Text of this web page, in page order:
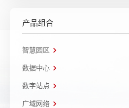
产品组合
智慧园区
数据中心
数字站点
广域网络